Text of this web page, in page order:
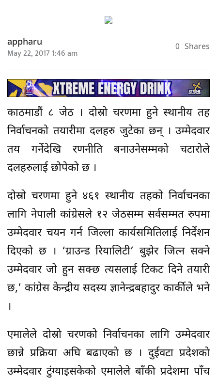
appharu
May 22, 2017 1:46 am 0 Shares
काठमाडौं ८ जेठ । दोस्रो चरणमा हुने स्थानीय तह
निर्वाचनको तयारीमा दलहरु जुटेका छन् । उम्मेदवार
तय गर्नेदेखि रणनीति बनाउनेसम्मको चटारोले
दलहरुलाई छोपेको छ ।
दोस्रो चरणमा हुने ४६१ स्थानीय तहको निर्वाचनका
लागि नेपाली कांग्रेसले १२ जेठसम्म सर्वसम्मत रुपमा
उम्मेदवार चयन गर्न जिल्ला कार्यसमितिलाई निर्देशन
दिएको छ । ‘ग्राउन्ड रियालिटी’ बुझेर जित्न सक्ने
उम्मेदवार जो हुन सक्छ त्यसलाई टिकट दिने तयारी
छ,’ कांग्रेस केन्द्रीय सदस्य ज्ञानेन्द्रबहादुर कार्कीले भने
।
एमालेले दोस्रो चरणको निर्वाचनका लागि उम्मेदवार
छान्ने प्रक्रिया अघि बढाएको छ । दुईवटा प्रदेशको
उम्मेदवार टुंग्याइसकेको एमालेले बाँकी प्रदेशमा पाँच